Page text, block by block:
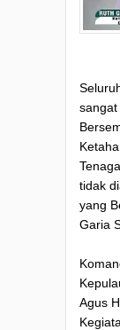
sangat
tidak
yang
Garia
Agus